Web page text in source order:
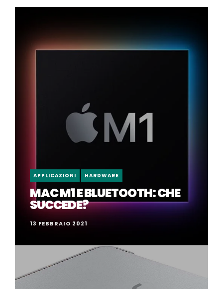
APPLICAZIONI HARDWARE
MAC M1 E BLUETOOTH: CHE
SUCCEDE?
13 FEBBRAIO 2021